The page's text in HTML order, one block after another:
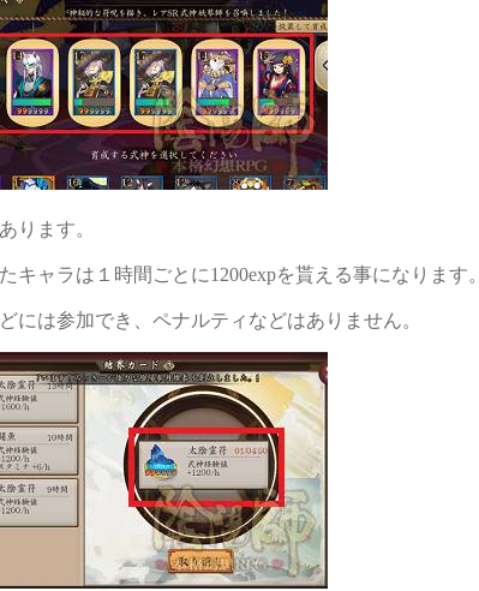
ります。
ラは１時間ごとに1200expを貰える事になります。
は参加でき、ペナルティなどはありません。